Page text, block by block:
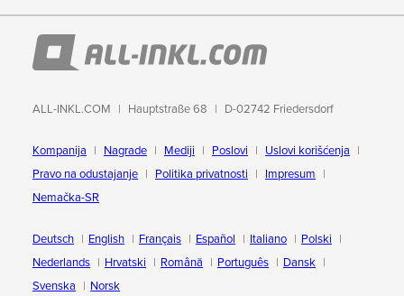
ALL-INKL.COM Hauptstraße 68 D-02742 Friedersdorf
Kompanija Nagrade Mediji Poslovi
Uslovi korišćenja
Pravo na odustajanje
Politika privatnosti
Impresum
Nemačka-SR
Deutsch English Français Español Italiano
Polski
Nederlands
Hrvatski Română Português
Dansk
Svenska
Norsk